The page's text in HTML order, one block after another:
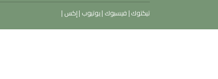
تيكتوك| فيسبوك |يوتيوب |إكس |